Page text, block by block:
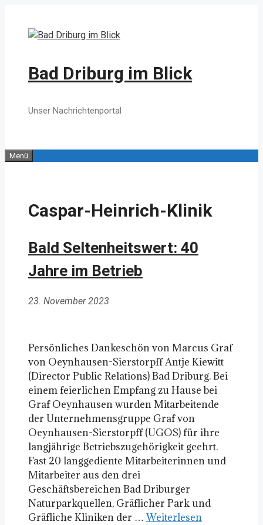
springen
Bad Driburg im Blick
Unser Nachrichtenportal
Menü
Caspar-Heinrich-Klinik
Bald Seltenheitswert: 40
Jahre im Betrieb
23. November 2023
Persönliches Dankeschön von Marcus Graf
von Oeynhausen-Sierstorpff Antje Kiewitt
(Director Public Relations) Bad Driburg. Bei
einem feierlichen Empfang zu Hause bei
Graf Oeynhausen wurden Mitarbeitende
der Unternehmensgruppe Graf von
Oeynhausen-Sierstorpff (UGOS) für ihre
langjährige Betriebszugehörigkeit geehrt.
Fast 20 langgediente Mitarbeiterinnen und
Mitarbeiter aus den drei
Geschäftsbereichen Bad Driburger
Naturparkquellen, Gräflicher Park und
Gräfliche Kliniken der …Weiterlesen